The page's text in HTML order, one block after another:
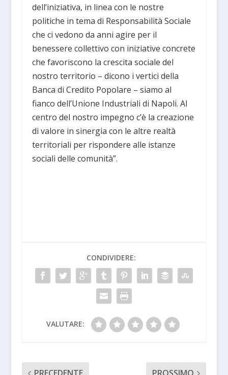
dell’iniziativa, in linea con le nostre
politiche in tema di Responsabilità Sociale
che ci vedono da anni agire per il
benessere collettivo con iniziative concrete
che favoriscono la crescita sociale del
nostro territorio – dicono i vertici della
Banca di Credito Popolare – siamo al
fianco dell’Unione Industriali di Napoli. Al
centro del nostro impegno c’è la creazione
di valore in sinergia con le altre realtà
territoriali per rispondere alle istanze
sociali delle comunità”.
CONDIVIDERE:
VALUTARE: